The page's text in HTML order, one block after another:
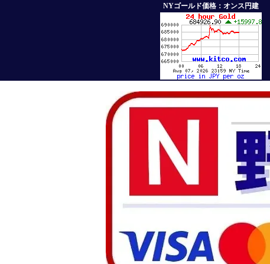
NYゴールド価格：オンス円建